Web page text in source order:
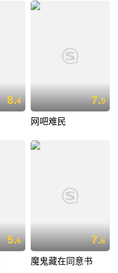
8.4 7.9
网吧难民
5.6 7.6
魔鬼藏在同意书